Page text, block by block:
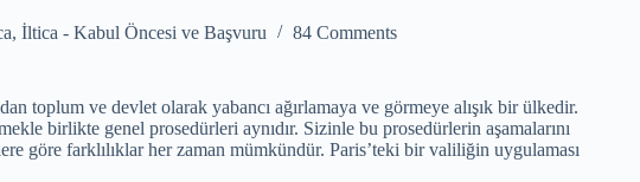
, İltica - Kabul Öncesi ve Başvuru 84 Comments
toplum ve devlet olarak yabancı ağırlamaya ve görmeye alışık bir ülkedir.
birlikte genel prosedürleri aynıdır. Sizinle bu prosedürlerin aşamalarını
göre farklılıklar her zaman mümkündür. Paris’teki bir valiliğin uygulaması